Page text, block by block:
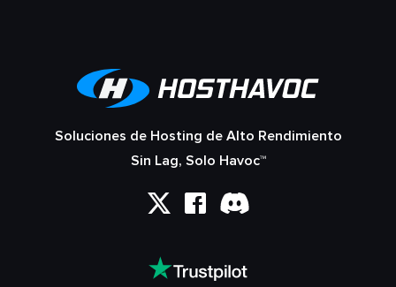
Soluciones de Hosting de Alto Rendimiento
Sin Lag, Solo Havoc™